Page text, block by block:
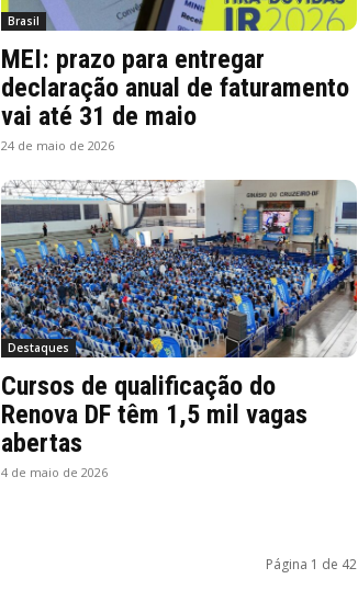
Brasil
MEI: prazo para entregar
declaração anual de faturamento
vai até 31 de maio
24 de maio de 2026
Destaques
Cursos de qualificação do
Renova DF têm 1,5 mil vagas
abertas
4 de maio de 2026
Página 1 de 42